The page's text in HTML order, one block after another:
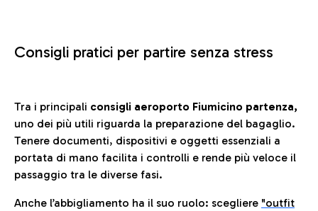
Consigli pratici per partire senza stress
Tra i principali consigli aeroporto Fiumicino partenza,
uno dei più utili riguarda la preparazione del bagaglio.
Tenere documenti, dispositivi e oggetti essenziali a
portata di mano facilita i controlli e rende più veloce il
passaggio tra le diverse fasi.
Anche l’abbigliamento ha il suo ruolo: scegliere "outfit